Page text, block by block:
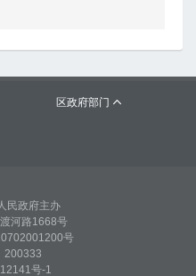
区政府部门 
民政府主办
河路1668号
号
200333
号-1